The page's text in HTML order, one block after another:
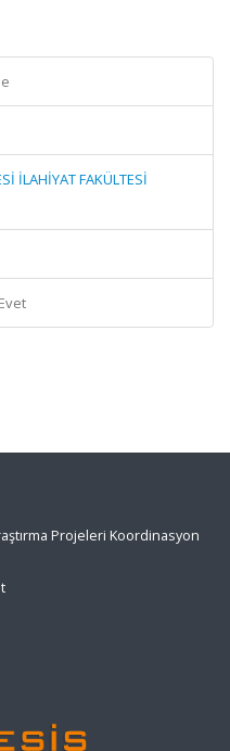
İLAHİYAT FAKÜLTESİ
Evet
Projeleri Koordinasyon